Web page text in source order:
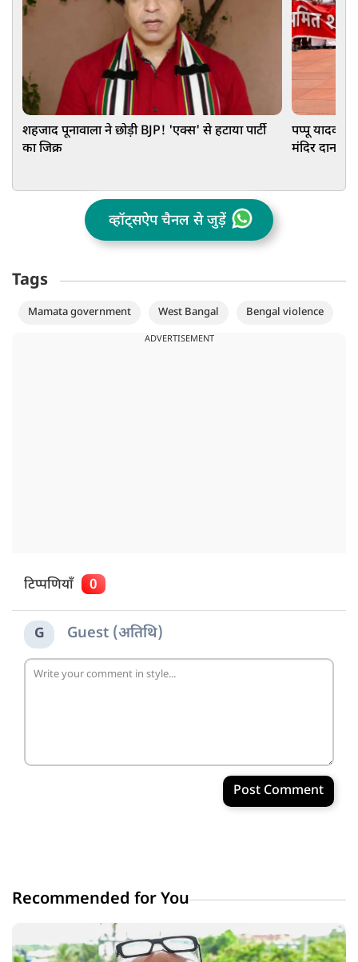
शहजाद पूनावाला ने छोड़ी BJP! 'एक्स' से हटाया पार्टी
का जिक्र
पप्पू यादव बने
मंदिर दान
व्हॉट्सऐप चैनल से जुड़ें
Tags
Mamata government West Bangal Bengal violence
ADVERTISEMENT
टिप्पणियाँ 0
G Guest (अतिथि)
Post Comment
Recommended for You